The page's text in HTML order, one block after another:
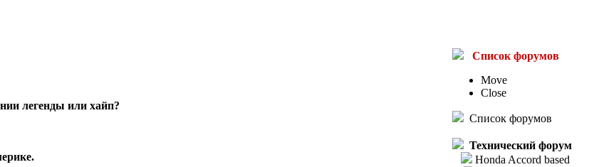
легенды или хайп?
Список форумов
Move
Close
Список форумов
Технический форум
Honda Accord based